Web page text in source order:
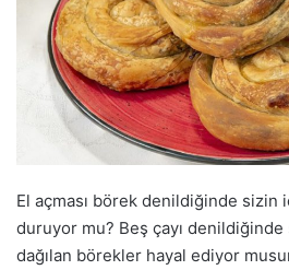
o
s
t
a
g
ö
n
d
e
El açması börek denildiğinde sizin
duruyor mu? Beş çayı denildiğinde
dağılan börekler hayal ediyor